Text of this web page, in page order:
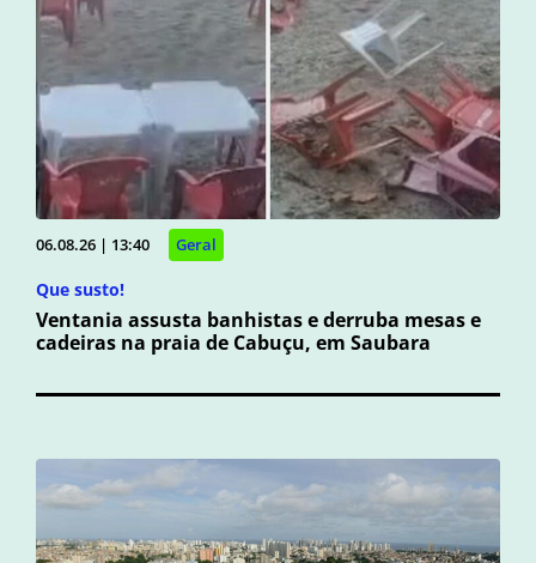
06.08.26 | 13:40 Geral
Que susto!
Ventania assusta banhistas e derruba mesas e
cadeiras na praia de Cabuçu, em Saubara